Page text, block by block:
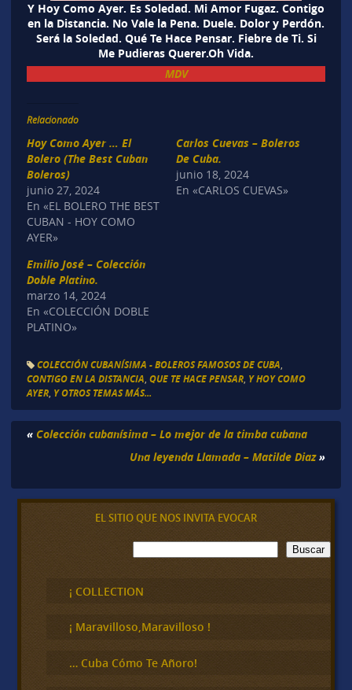
Y Hoy Como Ayer. Es Soledad. Mi Amor Fugaz. Contigo
en la Distancia. No Vale la Pena. Duele. Dolor y Perdón.
Será la Soledad. Qué Te Hace Pensar. Fiebre de Ti. Si
Me Pudieras Querer.Oh Vida.
MDV
Relacionado
Hoy Como Ayer … El
Bolero (The Best Cuban
Boleros)
junio 27, 2024
En «EL BOLERO THE BEST
CUBAN - HOY COMO
AYER»
Carlos Cuevas – Boleros
De Cuba.
junio 18, 2024
En «CARLOS CUEVAS»
Emilio José – Colección
Doble Platino.
marzo 14, 2024
En «COLECCIÓN DOBLE
PLATINO»
COLECCIÓN CUBANÍSIMA - BOLEROS FAMOSOS DE CUBA
CONTIGO EN LA DISTANCIA QUE TE HACE PENSAR, Y HOY COMO
AYER, Y OTROS TEMAS MÁS...
« Colección cubanísima – Lo mejor de la timba cubana
Una leyenda Llamada – Matilde Diaz»
EL SITIO QUE NOS INVITA EVOCAR
B
u
c
a
Buscar
¡ COLLECTION
¡ Maravilloso,Maravilloso !
… Cuba Cómo Te Añoro!